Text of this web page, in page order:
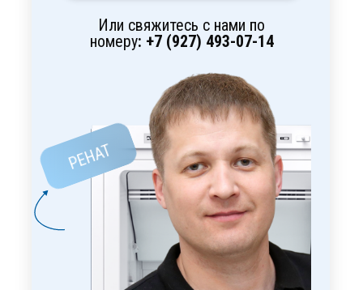
Или свяжитесь с нами по
номеру: +7 (927) 493-07-14
РЕНАТ